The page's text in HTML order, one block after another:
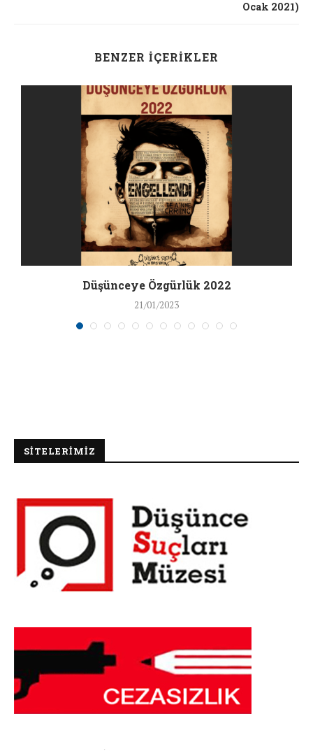
Ocak 2021)
BENZER İÇERIKLER
Düşünceye Özgürlük 2022
21/01/2023
SİTELERİMİZ